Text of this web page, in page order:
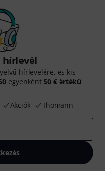
hírlevél
hírlevelére, és kis
egyenként 50 € értékű
Akciók Thomann